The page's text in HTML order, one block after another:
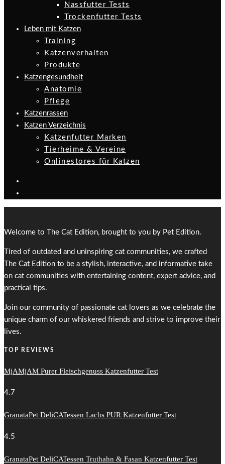
Nassfutter Tests
Trockenfutter Tests
Leben mit Katzen
Training
Katzenverhalten
Produkte
Katzengesundheit
Anatomie
Pflege
Katzenrassen
Katzen Verzeichnis
Katzenfutter Marken
Tierheime & Vereine
Onlinestores für Katzen
Welcome to The Cat Edition, brought to you by Pet Edition.
Tired of outdated and uninspiring cat communities, we crafted
The Cat Edition to be a stylish, interactive, and informative take
on cat communities with entertaining content, expert advice, and
practical tips.
Join our community of passionate cat lovers as we celebrate the
unique charm of our whiskered friends and strive to improve their
lives.
TOP REVIEWS
MjAMjAM Purer Fleischgenuss Katzenfutter Test
4.7
GranataPet DeliCATessen Lachs PUR Katzenfutter Test
4.5
GranataPet DeliCATessen Truthahn & Fasan Katzenfutter Test